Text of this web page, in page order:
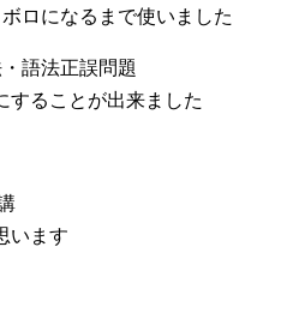
ロになるまで使いました
語法正誤問題
することが出来ました
います